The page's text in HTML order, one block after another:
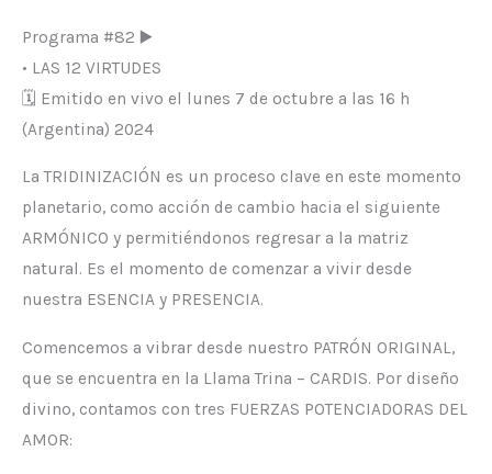
Programa #82 ▶️
• LAS 12 VIRTUDES
🗓 Emitido en vivo el lunes 7 de octubre a las 16 h
(Argentina) 2024
La TRIDINIZACIÓN es un proceso clave en este momento
planetario, como acción de cambio hacia el siguiente
ARMÓNICO y permitiéndonos regresar a la matriz
natural. Es el momento de comenzar a vivir desde
nuestra ESENCIA y PRESENCIA.
Comencemos a vibrar desde nuestro PATRÓN ORIGINAL,
que se encuentra en la Llama Trina – CARDIS. Por diseño
divino, contamos con tres FUERZAS POTENCIADORAS DEL
AMOR: